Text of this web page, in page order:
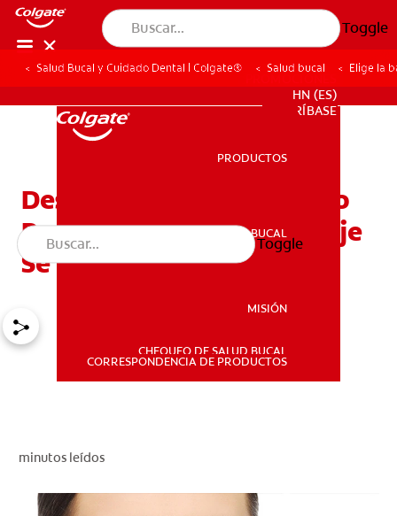
Toggle
SALUD BUCAL
HN (ES)
SUSCRÍBASE
PRODUCTOS
SALUD BUCAL
MISIÓN
CHEQUEO DE SALUD BUCAL
CORRESPONDENCIA DE PRODUCTOS
Toggle
Salud Bucal y Cuidado Dental | Colgate® Salud bucal Elige la
Descubre El Tono Perfecto
Para Tu Piel Y Tú Maquillaje
Se Verá Increíble
minutos leídos